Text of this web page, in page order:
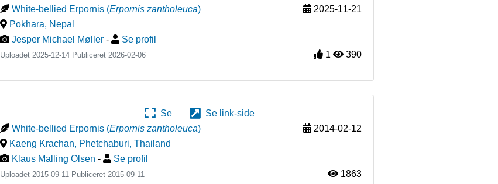
White-bellied Erpornis (Erpornis zantholeuca)
2025-11-21
Pokhara, Nepal
Jesper Michael Møller - Se profil
Uploadet 2025-12-14 Publiceret2026-02-06 1 390
Se
Se link-side
White-bellied Erpornis (Erpornis zantholeuca)
2014-02-12
Kaeng Krachan, Phetchaburi,Thailand
Klaus Malling Olsen - Se profil
Uploadet 2015-09-11 Publiceret2015-09-11 1863